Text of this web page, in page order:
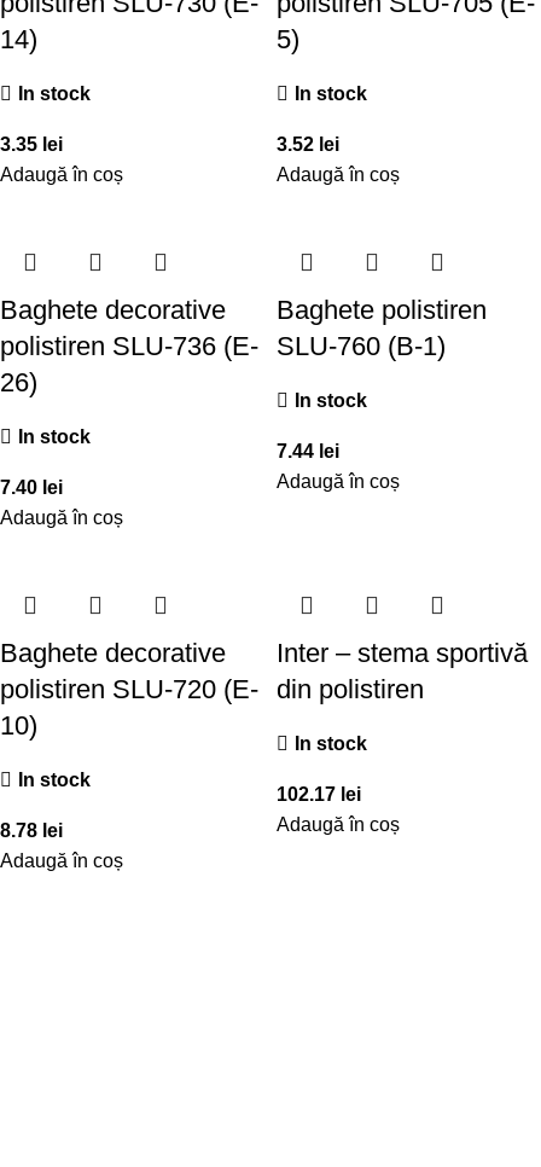
14)
In stock
3.35 lei
Adaugă în coș
5)
In stock
3.52 lei
Adaugă în coș
Baghete decorative
polistiren SLU-736 (E-
26)
In stock
7.40 lei
Adaugă în coș
Baghete polistiren
SLU-760 (B-1)
In stock
7.44 lei
Adaugă în coș
Baghete decorative
polistiren SLU-720 (E-
10)
In stock
8.78 lei
Adaugă în coș
Inter – stema sportivă
din polistiren
In stock
102.17 lei
Adaugă în coș